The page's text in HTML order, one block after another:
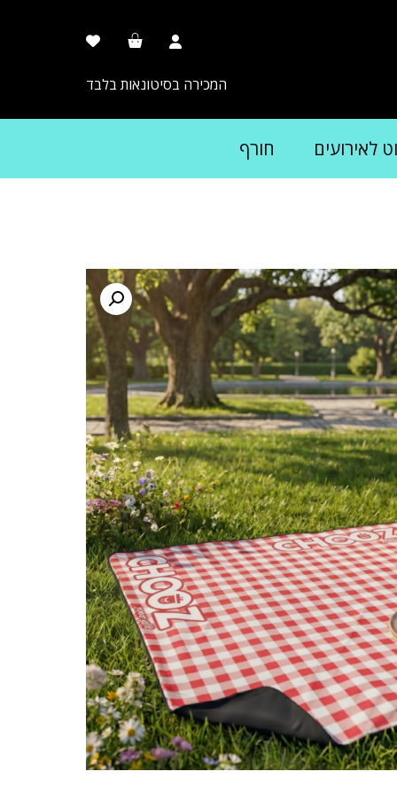
המכירה בסיטונאות בלבד
לאירועים חורף